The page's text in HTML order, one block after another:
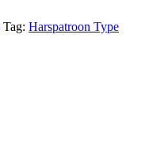
Tag: Harspatroon Type